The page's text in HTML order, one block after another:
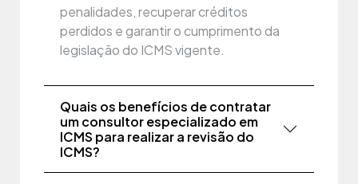
penalidades, recuperar créditos
perdidos e garantir o cumprimento da
legislação do ICMS vigente.
Quais os benefícios de contratar
um consultor especializado em
ICMS para realizar a revisão do
ICMS?